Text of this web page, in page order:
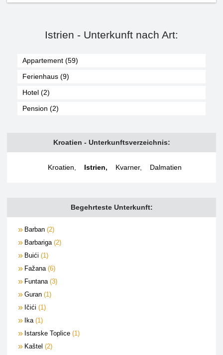
Istrien - Unterkunft nach Art:
Appartement (59)
Ferienhaus (9)
Hotel (2)
Pension (2)
Kroatien - Unterkunftsverzeichnis:
Kroatien, Istrien, Kvarner, Dalmatien
Begehrteste Unterkunft:
Barban 2
Barbariga 2
Buići
1
Fažana 6
Funtana 3
Guran 1
Ičići
1
Ika 1
Istarske Toplice 1
Kaštel
2